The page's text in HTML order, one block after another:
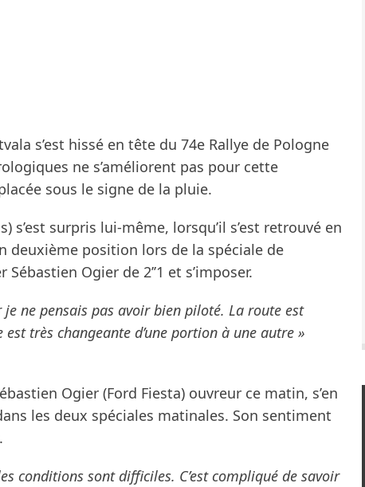
s’est hissé en tête du 74e Rallye de Pologne
ne s’améliorent pas pour cette
sous le signe de la pluie.
s’est surpris lui-même, lorsqu’il s’est retrouvé en
deuxième position lors de la spéciale de
Ogier de 2’’1 et s’imposer.
je ne pensais pas avoir bien piloté. La route est
est très changeante d’une portion à une autre »
Ogier (Ford Fiesta) ouvreur ce matin, s’en
les deux spéciales matinales. Son sentiment
conditions sont difficiles. C’est compliqué de savoir